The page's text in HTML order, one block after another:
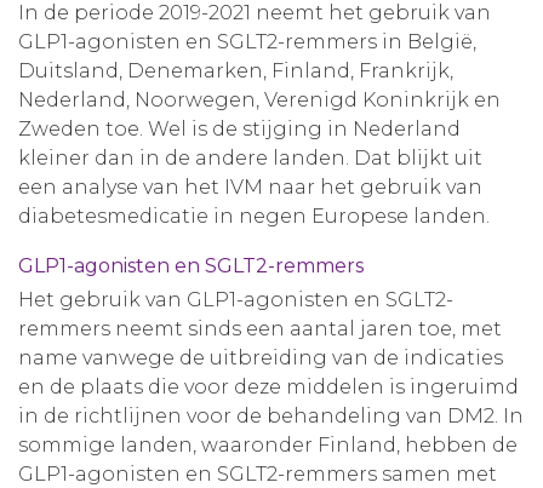
Toegang leeromgeving
In de periode 2019-2021 neemt het gebruik van
GLP1-agonisten en SGLT2-remmers in België,
Duitsland, Denemarken, Finland, Frankrijk,
Nederland, Noorwegen, Verenigd Koninkrijk en
Zweden toe. Wel is de stijging in Nederland
kleiner dan in de andere landen. Dat blijkt uit
een analyse van het IVM naar het gebruik van
diabetesmedicatie in negen Europese landen.
GLP1-agonisten en SGLT2-remmers
Het gebruik van GLP1-agonisten en SGLT2-
remmers neemt sinds een aantal jaren toe, met
name vanwege de uitbreiding van de indicaties
en de plaats die voor deze middelen is ingeruimd
in de richtlijnen voor de behandeling van DM2. In
sommige landen, waaronder Finland, hebben de
GLP1-agonisten en SGLT2-remmers samen met